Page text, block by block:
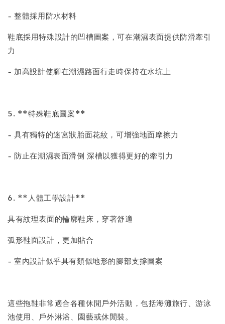
- 整體採用防水材料
鞋底採用特殊設計的凹槽圖案，可在潮濕表面提供防滑牽引
力
- 加高設計使腳在潮濕路面行走時保持在水坑上
5. **特殊鞋底圖案**
- 具有獨特的迷宮狀胎面花紋，可增強地面摩擦力
- 防止在潮濕表面滑倒 深槽以獲得更好的牽引力
6. **人體工學設計**
具有紋理表面的輪廓鞋床，穿著舒適
弧形鞋面設計，更加貼合
- 室內設計似乎具有類似地形的腳部支撐圖案
這些拖鞋非常適合各種休閒戶外活動，包括海灘旅行、游泳
池使用、戶外淋浴、園藝或休閒裝。